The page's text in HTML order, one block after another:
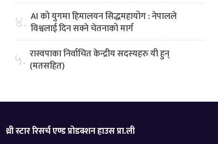
४. AI को युगमा हिमालयन सिद्धमहायोग : नेपालले
विश्वलाई दिन सक्ने चेतनाको मार्ग
५. रास्वपाका निर्वाचित केन्द्रीय सदस्यहरु यी हुन्
(मतसहित)
थ्री स्टार रिसर्च एण्ड प्रोडक्शन हाउस प्रा.ली